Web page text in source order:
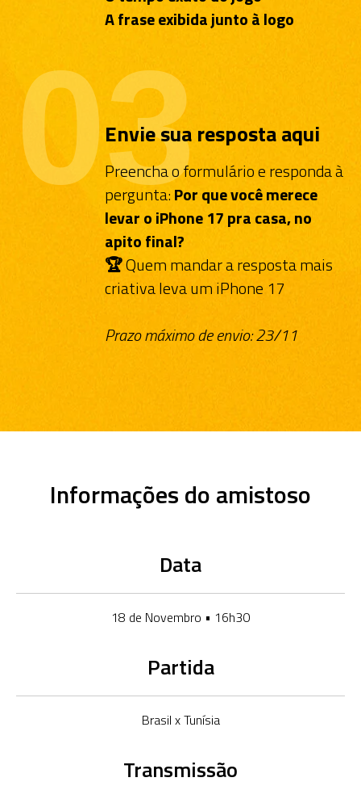
A frase exibida junto à logo
Envie sua resposta aqui
Preencha o formulário e responda à
pergunta:Por que você merece
levar o iPhone 17 pra casa, no
apito final?
🏆Quem mandar a resposta mais
criativa leva um iPhone 17
Prazo máximo de envio: 23/11
03
Informações do amistoso
Data
18 de Novembro • 16h30
Partida
Brasil x Tunísia
Transmissão
Quando sai o resultado?
O vencedor será divulgado no dia24/11
mail e nas redes sociais oficiais da Plataforma AZ.
O ganhador deverá comprovar vínculo com uma
escola parceira para validar o prêmio.